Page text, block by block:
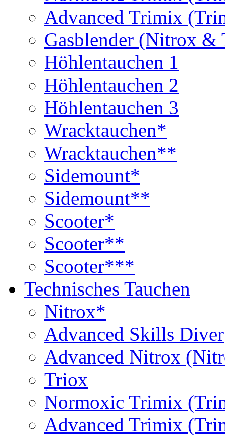
Advanced Trimix
Gasblender (Nitrox
Höhlentauchen 1
Höhlentauchen 2
Höhlentauchen 3
Wracktauchen*
Wracktauchen**
Sidemount*
Sidemount**
Scooter*
Scooter**
Scooter***
Technisches Tauchen
Nitrox*
Advanced Skills Diver
Advanced Nitrox
Triox
Normoxic Trimix
Advanced Trimix